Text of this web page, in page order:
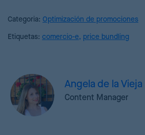
Categoria: Optimización de promociones
Etiquetas: comercio-e, price bundling
Angela de la Vieja
Content Manager